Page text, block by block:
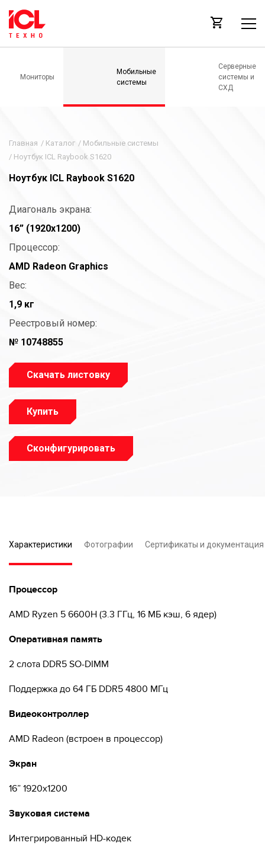
Мониторы
Мобильные
системы
Серверные
системы и
СХД
Главная / Каталог / Мобильные системы
/ Ноутбук ICL Raybook S1620
Ноутбук ICL Raybook S1620
Диагональ экрана:
16” (1920x1200)
Процессор:
AMD Radeon Graphics
Вес:
1,9 кг
Реестровый номер:
№ 10748855
Скачать листовку
Купить
Сконфигурировать
Характеристики Фотографии Сертификаты и документация
Процессор
AMD Ryzen 5 6600H (3.3 ГГц, 16 МБ кэш, 6 ядер)
Оперативная память
2 слота DDR5 SO-DIMM
Поддержка до 64 ГБ DDR5 4800 МГц
Видеоконтроллер
AMD Radeon (встроен в процессор)
Экран
16” 1920x1200
Звуковая система
Интегрированный HD-кодек